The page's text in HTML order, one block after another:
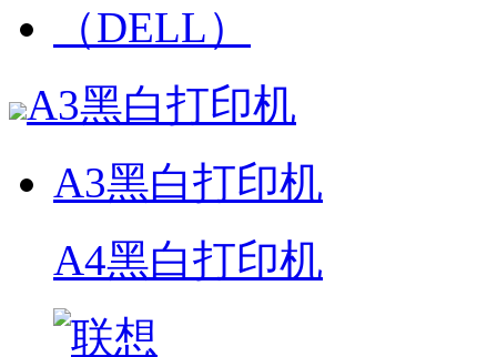
A3黑白打印机
A3黑白打印机
A4黑白打印机